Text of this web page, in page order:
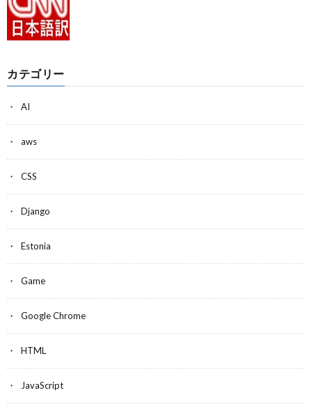
カテゴリー
AI
aws
CSS
Django
Estonia
Game
Google Chrome
HTML
JavaScript